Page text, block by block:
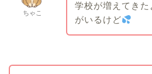
ちゃこ
学校が増えてき
がいるけど